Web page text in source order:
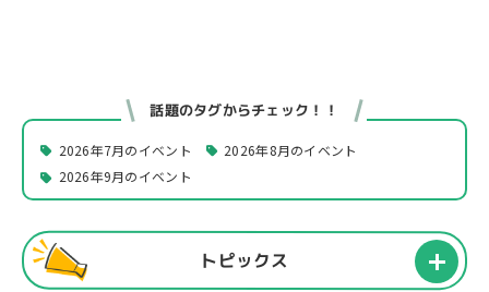
話題のタグからチェック！！
2026年7月のイベント
2026年8月のイベント
2026年9月のイベント
トピックス